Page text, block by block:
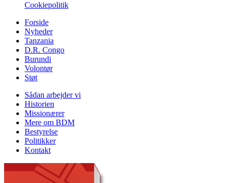
Cookiepolitik
Forside
Nyheder
Tanzania
D.R. Congo
Burundi
Volontør
Støt
Sådan arbejder vi
Historien
Missionærer
Mere om BDM
Bestyrelse
Politikker
Kontakt